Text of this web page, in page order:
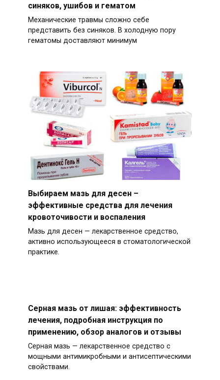
синяков, ушибов и гематом
Механические травмы сложно себе
представить без синяков. В холодную пору
гематомы доставляют минимум
Выбираем мазь для десен –
эффективные средства для лечения
кровоточивости и воспаления
Мазь для десен — лекарственное средство,
активно использующееся в стоматологической
практике.
Серная мазь от лишая: эффективность
лечения, подробная инструкция по
применению, обзор аналогов и отзывы
Серная мазь — лекарственное средство с
мощными антимикробными и антисептическими
свойствами.